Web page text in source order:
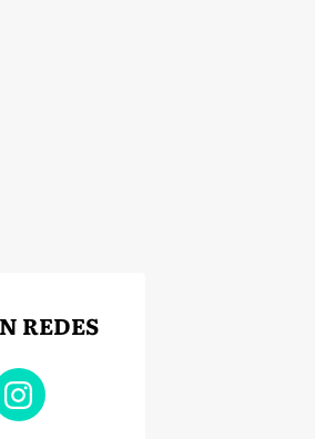
REDES